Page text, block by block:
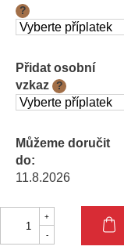
?
Přidat osobní
vzkaz
?
Můžeme doručit
do:
11.8.2026